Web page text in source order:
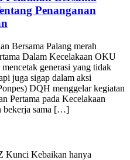
Bersama Palang merah
generasi yang tidak
juga sigap dalam aksi
DQH menggelar kegiatan
Pertama pada Kecelakaan
bekerja sama […]
Kebaikan hanya
lainnya.